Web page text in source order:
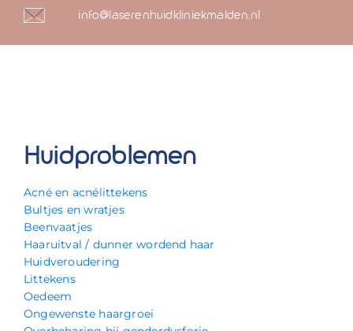
info@laserenhuidkliniekmalden.nl
Huidproblemen
Acné en acnélittekens
Bultjes en wratjes
Beenvaatjes
Haaruitval / dunner wordend haar
Huidveroudering
Littekens
Oedeem
Ongewenste haargroei